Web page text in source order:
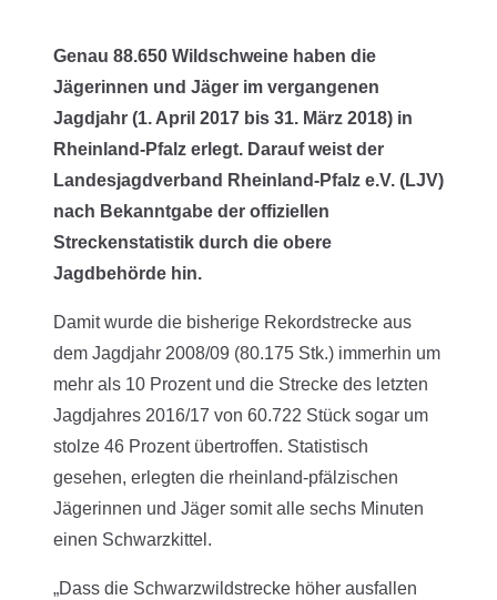
Genau 88.650 Wildschweine haben die
Jägerinnen und Jäger im vergangenen
Jagdjahr (1. April 2017 bis 31. März 2018) in
Rheinland-Pfalz erlegt. Darauf weist der
Landesjagdverband Rheinland-Pfalz e.V. (LJV)
nach Bekanntgabe der offiziellen
Streckenstatistik durch die obere
Jagdbehörde hin.
Damit wurde die bisherige Rekordstrecke aus
dem Jagdjahr 2008/09 (80.175 Stk.) immerhin um
mehr als 10 Prozent und die Strecke des letzten
Jagdjahres 2016/17 von 60.722 Stück sogar um
stolze 46 Prozent übertroffen. Statistisch
gesehen, erlegten die rheinland-pfälzischen
Jägerinnen und Jäger somit alle sechs Minuten
einen Schwarzkittel.
„Dass die Schwarzwildstrecke höher ausfallen